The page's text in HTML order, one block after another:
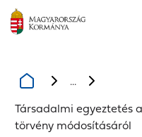
...
Társadalmi egyeztetés
törvény módosításáról